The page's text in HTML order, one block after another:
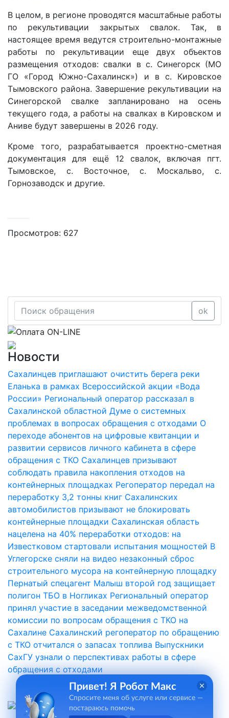
В целом, в регионе проводятся масштабные работы
по рекультивации закрытых свалок. Так, в
настоящее время ведутся строительно-монтажные
работы по рекультивации еще двух объектов
размещения отходов: свалки в с. Синегорск (МО
ГО «Город Южно-Сахалинск») и в с. Кировское
Тымовского района. Завершение рекультивации на
Синегорской свалке запланировано на осень
текущего года, а работы на свалках в Кировском и
Аниве будут завершены в 2026 году.
Кроме того, разрабатывается проектно-сметная
документация для ещё 12 свалок, включая пгт.
Тымовское, с. Восточное, с. Москальво, с.
Горнозаводск и другие.
Просмотров: 627
ok
Новости
Сахалинцев приглашают очистить берега реки
Еланька в рамках Всероссийской акции «Вода
России» Региональный оператор рассказал в
Сахалинской областной Думе о системных
проблемах в вопросах обращения с отходами О
переходе абонентов на цифровые квитанции и
развитии сервисов личного кабинета в сфере
обращения с ТКО Сахалинцев призывают
соблюдать правила накопления отходов на
контейнерных площадках Регоператор передал на
переработку 3,2 тонны книг Сахалинских
автомобилистов призывают не блокировать
контейнерные площадки Сахалинская область
нацелена на 40% переработки отходов: на
Известковом стартовали испытания мощностей В
Углегорске сняли на видео незаконный сброс
строительного мусора на контейнерную площадку
Пернатый спецагент Малыш второй год защищает
полигон ТБО в Ногликах Региональный оператор
принял участие в заседании межведомственной
комиссии по вопросам обращения с ТКО на
Сахалине Сахалинский регоператор по обращению
с ТКО отчитался о запасах топлива Выпускники
СахГУ узнали о перспективах работы в сфере
обращения с отходами
Привет! Я Робот Макс
Спросите меня об услуге или сервисе —
постараюсь помочь